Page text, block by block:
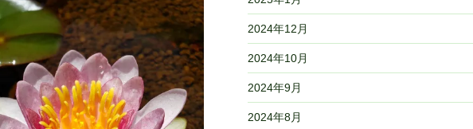
2024年12月
2024年10月
2024年9月
2024年8月